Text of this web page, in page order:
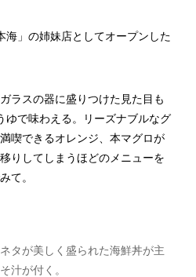
海」の姉妹店としてオープンした
ラスの器に盛りつけた見た目も
ゆで味わえる。リーズナブルなグ
喫できるオレンジ、本マグロが
りしてしまうほどのメニューを
て。
タが美しく盛られた海鮮丼が主
汁が付く。